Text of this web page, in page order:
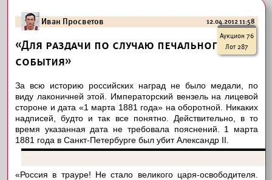
Иван Просветов
12.04.2012 11:58
Аукцион 76
Лот 287
«Для раздачи по случаю печального
события»
За всю историю российских наград не было медали, по
виду лаконичней этой. Императорский вензель на лицевой
стороне и дата «1 марта 1881 года» на оборотной. Никаких
надписей, будто и так все понятно. Действительно, в то
время указанная дата не требовала пояснений. 1 марта
1881 года в Санкт-Петербурге был убит Александр II.
«Россия в трауре! Не стало великого царя-освободителя.